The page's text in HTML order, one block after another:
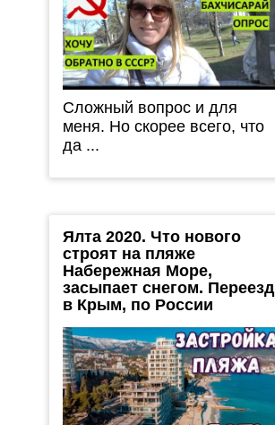
Сложный вопрос и для
меня. Но скорее всего, что
да ...
Ялта 2020. Что нового
строят на пляже
Набережная Море,
засыпает снегом. Переезд
в Крым, по России